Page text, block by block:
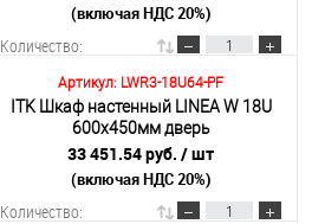
Подробнее(включая НДС 20%)
Количество:
В корзину
Подробнее
Артикул: LWR3-18U64-PF
ITK Шкаф настенный LINEA W 18U
600х450мм дверь
перфорированная RAL 7035
33 451.54 руб. / шт
(включая НДС 20%)
Количество: